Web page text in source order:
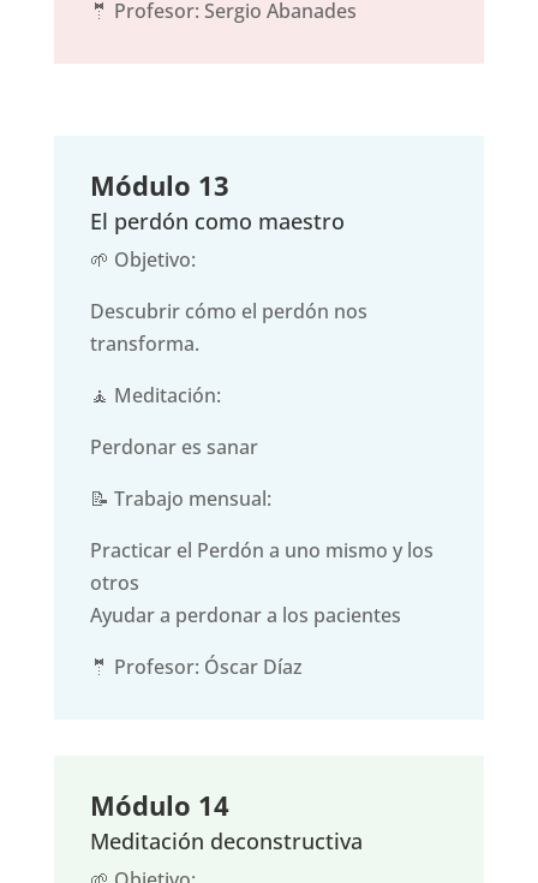
🤵 Profesor: Sergio Abanades
Módulo 13
El perdón como maestro
🌱 Objetivo:
Descubrir cómo el perdón nos
transforma.
🧘 Meditación:
Perdonar es sanar
📝 Trabajo mensual:
Practicar el Perdón a uno mismo y los
otros
Ayudar a perdonar a los pacientes
🤵 Profesor: Óscar Díaz
Módulo 14
Meditación deconstructiva